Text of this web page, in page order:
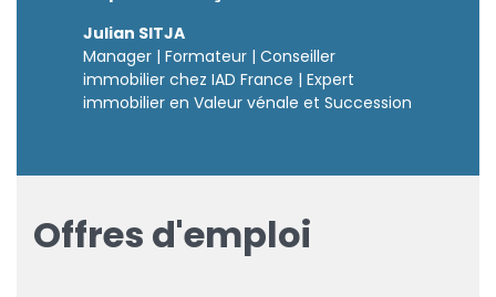
Julian SITJA
Manager | Formateur | Conseiller
immobilier chez IAD France | Expert
immobilier en Valeur vénale et Succession
Offres d'emploi